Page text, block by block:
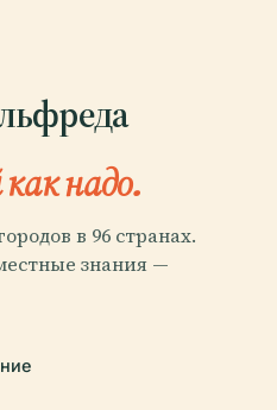
надо.
в 96 странах.
знания —